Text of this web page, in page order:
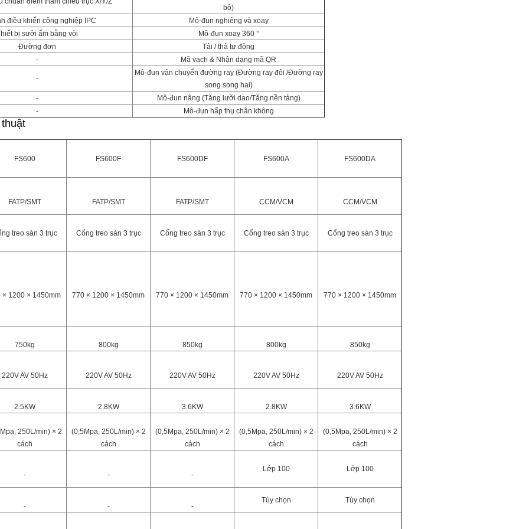
bộ)
điều khiển công nghiệp IPC
Mô-đun nghiêng và xoay
bị sưởi ấm bằng vòi
Mô-đun xoay 360 °
Đường đơn
Tải / thả tự động
-
Mã vạch & Nhận dạng mã QR
-
Mô-đun vận chuyển đường ray (Đường ray đôi /Đường ray
song song hai)
-
Mô-đun nâng (Tăng lưỡi dao/Tăng nền tảng)
-
Mô-đun hấp thụ chân không
FS600 FS600F FS600DF FS600A FS600DA
FATP/SMT FATP/SMT FATP/SMT CCM/VCM CCM/VCM
treo sàn 3 trục Cổng treo sàn 3 trục Cổng treo sàn 3 trục Cổng treo sàn 3 trục Cổng treo sàn 3 trục
× 1200 × 1450mm 770 × 1200 × 1450mm 770 × 1200 × 1450mm 770 × 1200 × 1450mm 770 × 1200 × 1450mm
750kg 800kg 850kg 800kg 850kg
220V AV 50Hz 220V AV 50Hz 220V AV 50Hz 220V AV 50Hz 220V AV 50Hz
2.5KW 2.8KW 3.6KW 2.8KW 3.6KW
250L/min) × 2
cách
(0,5Mpa, 250L/min) × 2
cách
(0,5Mpa, 250L/min) × 2
cách
(0,5Mpa, 250L/min) × 2
cách
(0,5Mpa, 250L/min) × 2
cách
- - -
Lớp 100 Lớp 100
- - -
Tùy chọn Tùy chọn